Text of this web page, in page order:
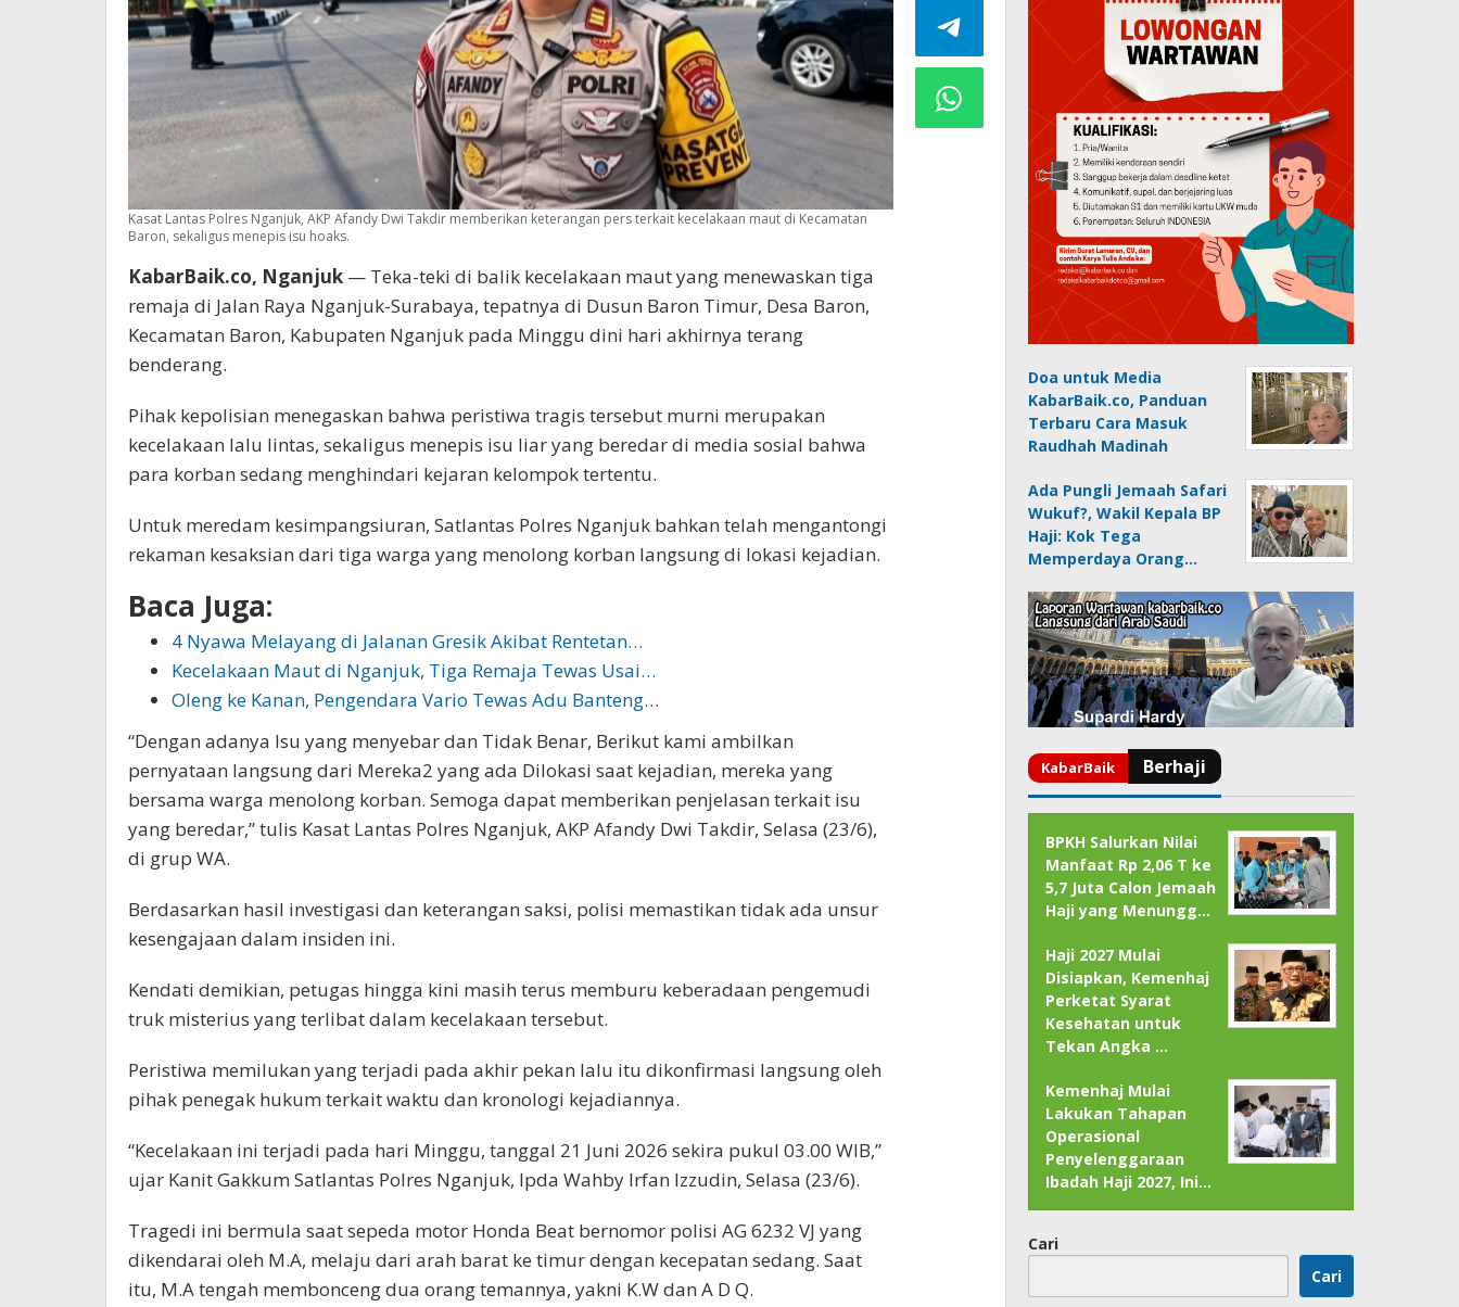
Kasat Lantas Polres Nganjuk, AKP Afandy Dwi Takdir memberikan keterangan pers terkait kecelakaan maut di Kecamatan
Baron, sekaligus menepis isu hoaks.
KabarBaik.co, Nganjuk — Teka-teki di balik kecelakaan maut yang menewaskan tiga
remaja di Jalan Raya Nganjuk-Surabaya, tepatnya di Dusun Baron Timur, Desa Baron,
Kecamatan Baron, Kabupaten Nganjuk pada Minggu dini hari akhirnya terang
benderang.
Pihak kepolisian menegaskan bahwa peristiwa tragis tersebut murni merupakan
kecelakaan lalu lintas, sekaligus menepis isu liar yang beredar di media sosial bahwa
para korban sedang menghindari kejaran kelompok tertentu.
Untuk meredam kesimpangsiuran, Satlantas Polres Nganjuk bahkan telah mengantongi
rekaman kesaksian dari tiga warga yang menolong korban langsung di lokasi kejadian.
Baca Juga:
4 Nyawa Melayang di Jalanan Gresik Akibat Rentetan…
Kecelakaan Maut di Nganjuk, Tiga Remaja Tewas Usai…
Oleng ke Kanan, Pengendara Vario Tewas Adu Banteng…
“Dengan adanya Isu yang menyebar dan Tidak Benar, Berikut kami ambilkan
pernyataan langsung dari Mereka2 yang ada Dilokasi saat kejadian, mereka yang
bersama warga menolong korban. Semoga dapat memberikan penjelasan terkait isu
yang beredar,” tulis Kasat Lantas Polres Nganjuk, AKP Afandy Dwi Takdir, Selasa (23/6),
di grup WA.
Berdasarkan hasil investigasi dan keterangan saksi, polisi memastikan tidak ada unsur
kesengajaan dalam insiden ini.
Kendati demikian, petugas hingga kini masih terus memburu keberadaan pengemudi
truk misterius yang terlibat dalam kecelakaan tersebut.
Peristiwa memilukan yang terjadi pada akhir pekan lalu itu dikonfirmasi langsung oleh
pihak penegak hukum terkait waktu dan kronologi kejadiannya.
“Kecelakaan ini terjadi pada hari Minggu, tanggal 21 Juni 2026 sekira pukul 03.00 WIB,”
ujar Kanit Gakkum Satlantas Polres Nganjuk, Ipda Wahby Irfan Izzudin, Selasa (23/6).
Tragedi ini bermula saat sepeda motor Honda Beat bernomor polisi AG 6232 VJ yang
dikendarai oleh M.A, melaju dari arah barat ke timur dengan kecepatan sedang. Saat
itu, M.A tengah membonceng dua orang temannya, yakni K.W dan A D Q.
Doa untuk Media
KabarBaik.co, Panduan
Terbaru Cara Masuk
Raudhah Madinah
Ada Pungli Jemaah Safari
Wukuf?, Wakil Kepala BP
Haji: Kok Tega
Memperdaya Orang…
BPKH Salurkan Nilai
Manfaat Rp 2,06 T ke
5,7 Juta Calon Jemaah
Haji yang Menungg…
Haji 2027 Mulai
Disiapkan, Kemenhaj
Perketat Syarat
Kesehatan untuk
Tekan Angka …
Kemenhaj Mulai
Lakukan Tahapan
Operasional
Penyelenggaraan
Ibadah Haji 2027, Ini…
Cari
Cari